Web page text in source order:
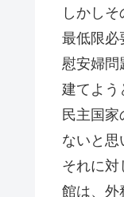
しかし
最低限必
慰安婦問
建てよう
民主国
ないと思
それに対
館は、外